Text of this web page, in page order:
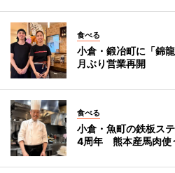
食べる
小倉・鍛冶町に「錦
月ぶり営業再開
食べる
小倉・魚町の鉄板ス
4周年 熊本産馬肉使